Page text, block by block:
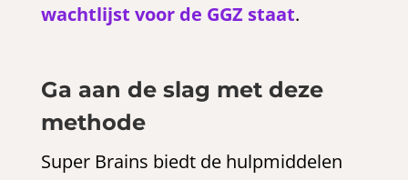
wachtlijst voor de GGZ staat.
Ga aan de slag met deze
methode
Super Brains biedt de hulpmiddelen